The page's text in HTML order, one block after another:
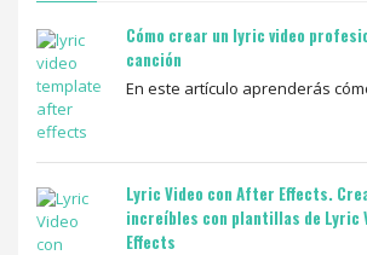
Cómo crear un lyric video
canción
En este artículo aprenderás
Lyric Video con After Effects.
increíbles con plantillas de Lyric
Effects